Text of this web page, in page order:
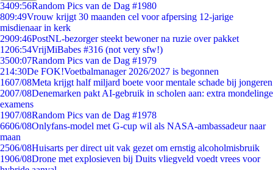
3409:56Random Pics van de Dag #1980
809:49Vrouw krijgt 30 maanden cel voor afpersing 12-jarige
misdienaar in kerk
2909:46PostNL-bezorger steekt bewoner na ruzie over pakket
1206:54VrijMiBabes #316 (not very sfw!)
3500:07Random Pics van de Dag #1979
214:30De FOK!Voetbalmanager 2026/2027 is begonnen
1607/08Meta krijgt half miljard boete voor mentale schade bij jongeren
2007/08Denemarken pakt AI-gebruik in scholen aan: extra mondelinge
examens
1907/08Random Pics van de Dag #1978
6606/08Onlyfans-model met G-cup wil als NASA-ambassadeur naar
maan
2506/08Huisarts per direct uit vak gezet om ernstig alcoholmisbruik
1906/08Drone met explosieven bij Duits vliegveld voedt vrees voor